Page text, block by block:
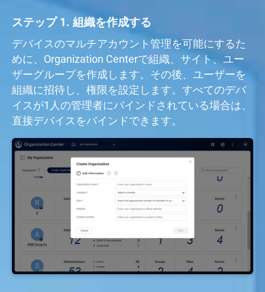
ステップ 1. 組織を作成する
デバイスのマルチアカウント管理を可能にするた
めに、Organization Centerで組織、サイト、ユー
ザーグループを作成します。その後、ユーザーを
組織に招待し、権限を設定します。すべてのデバ
イスが1人の管理者にバインドされている場合は、
直接デバイスをバインドできます。